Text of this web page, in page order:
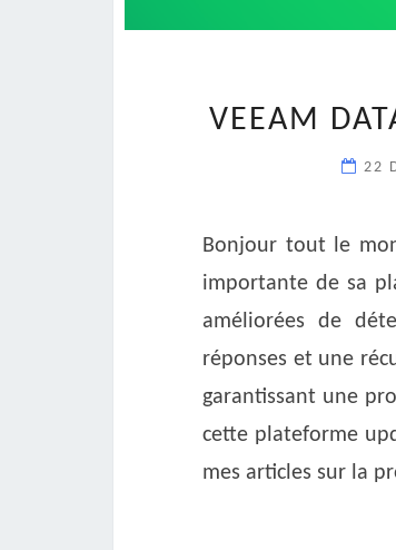
VEEAM
22
Bonjour tout le
importante de sa
améliorées de
réponses et une
garantissant une
cette plateforme
mes articles sur la